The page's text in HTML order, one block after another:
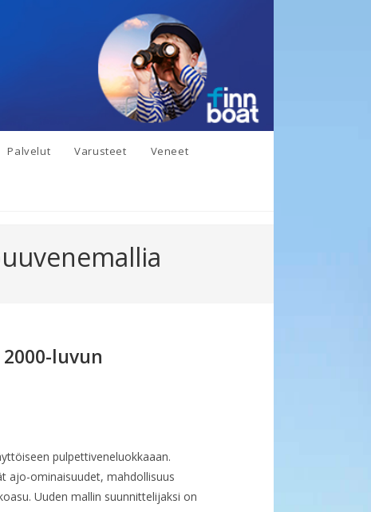
Palvelut Varusteet Veneet
luvun
pulpettiveneluokkaaan.
ajo-ominaisuudet, mahdollisuus
Uuden mallin suunnittelijaksi on